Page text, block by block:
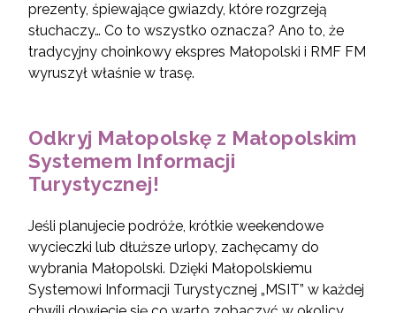
prezenty, śpiewające gwiazdy, które rozgrzeją
słuchaczy… Co to wszystko oznacza? Ano to, że
tradycyjny choinkowy ekspres Małopolski i RMF FM
wyruszył właśnie w trasę.
Odkryj Małopolskę z Małopolskim
Systemem Informacji
Turystycznej!
Jeśli planujecie podróże, krótkie weekendowe
wycieczki lub dłuższe urlopy, zachęcamy do
wybrania Małopolski. Dzięki Małopolskiemu
Systemowi Informacji Turystycznej „MSIT” w każdej